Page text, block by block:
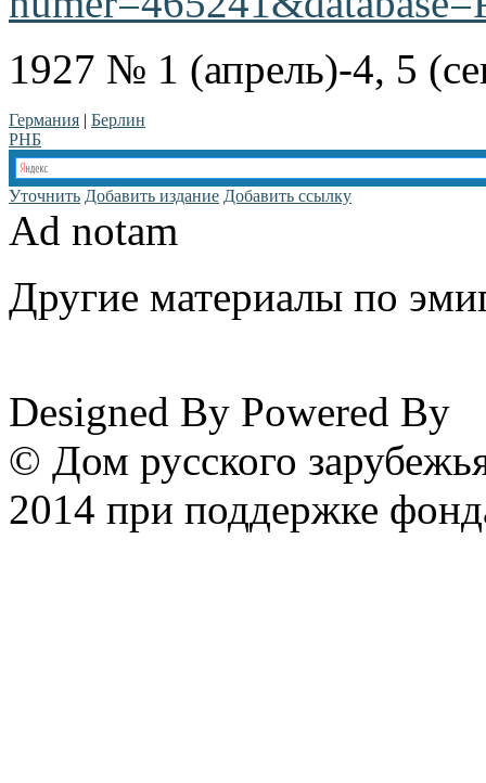
1927 № 1 (апрель)-4, 5
Германия | Берлин
РНБ
Уточнить Добавить издание Добавить ссылку
Ad notam
Другие материалы по
Designed By Powered By
© Дом русского
2014 при поддержке